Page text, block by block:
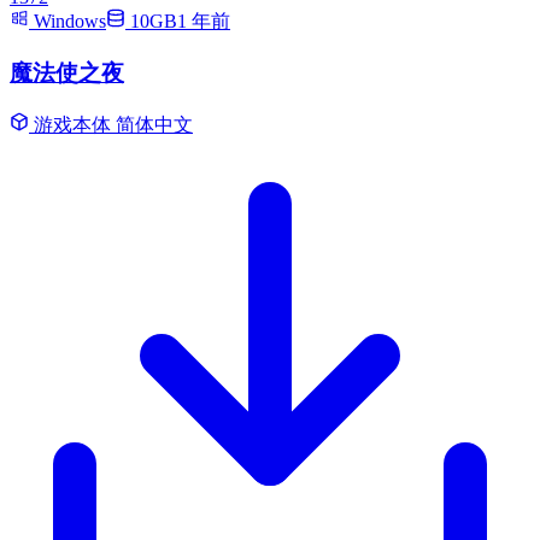
Windows
10GB1 年前
魔法使之夜
游戏本体 简体中文